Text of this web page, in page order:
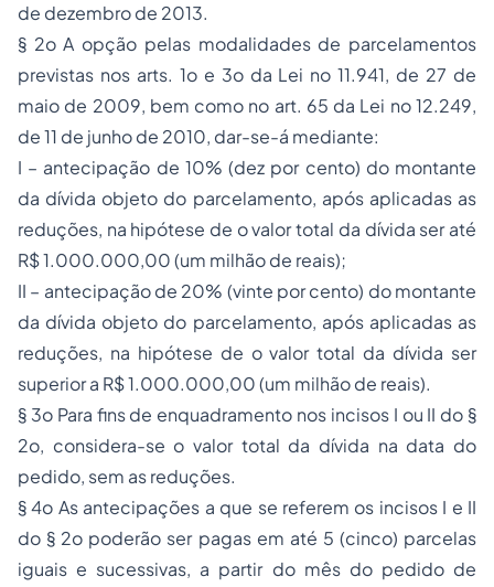
de dezembro de 2013.
§ 2o A opção pelas modalidades de parcelamentos
previstas nos arts. 1o e 3o da Lei no 11.941, de 27 de
maio de 2009, bem como no art. 65 da Lei no 12.249,
de 11 de junho de 2010, dar-se-á mediante:
I – antecipação de 10% (dez por cento) do montante
da dívida objeto do parcelamento, após aplicadas as
reduções, na hipótese de o valor total da dívida ser até
R$ 1.000.000,00 (um milhão de reais);
II – antecipação de 20% (vinte por cento) do montante
da dívida objeto do parcelamento, após aplicadas as
reduções, na hipótese de o valor total da dívida ser
superior a R$ 1.000.000,00 (um milhão de reais).
§ 3o Para fins de enquadramento nos incisos I ou II do §
2o, considera-se o valor total da dívida na data do
pedido, sem as reduções.
§ 4o As antecipações a que se referem os incisos I e II
do § 2o poderão ser pagas em até 5 (cinco) parcelas
iguais e sucessivas, a partir do mês do pedido de